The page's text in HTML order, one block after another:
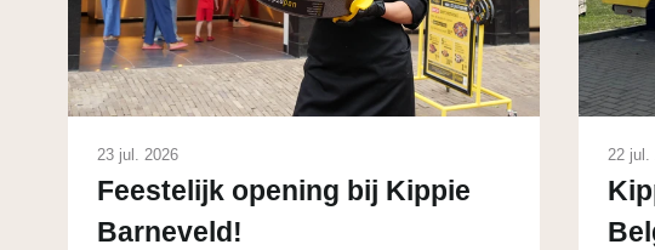
23 jul. 2026
Feestelijk opening bij Kippie
Barneveld!
22 jul.